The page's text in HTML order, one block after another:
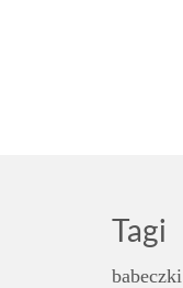
Tagi
babeczki